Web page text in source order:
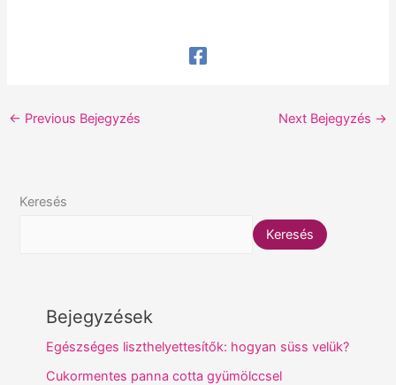
← Previous Bejegyzés Next Bejegyzés →
Keresés
Keresés
Bejegyzések
Egészséges liszthelyettesítők: hogyan süss velük?
Cukormentes panna cotta gyümölccsel